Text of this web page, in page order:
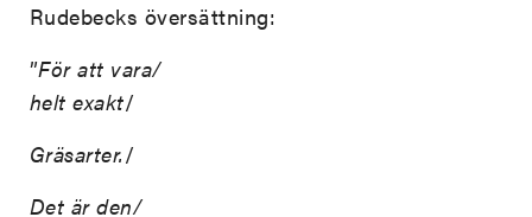
Rudebecks översättning:
”För att vara/
helt exakt/
Gräsarter./
Det är den/